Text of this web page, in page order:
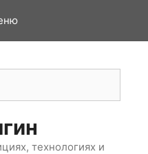
технологиях и